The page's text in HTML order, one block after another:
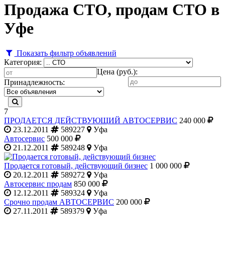
Продажа СТО, продам СТО в
Уфе
Показать фильтр объявлений
Категория:
Цена (руб.):
Принадлежность:
7
ПРОДАЕТСЯ ДЕЙСТВУЮЩИЙ АВТОСЕРВИС 240 000
23.12.2011
589227
Уфа
Автосервис 500 000
21.12.2011
589248 Уфа
Продается готовый, действующий бизнес 1 000 000
20.12.2011
589272
Уфа
Автосервис продам 850 000
12.12.2011
589324
Уфа
Срочно продам АВТОСЕРВИС 200 000
27.11.2011
589379 Уфа